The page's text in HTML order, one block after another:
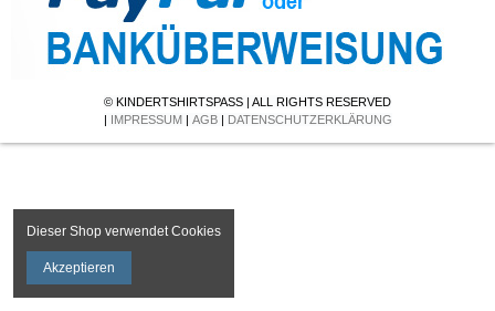
© KINDERTSHIRTSPASS | ALL RIGHTS RESERVED
| IMPRESSUM | AGB | DATENSCHUTZERKLÄRUNG
Dieser Shop verwendet Cookies
Akzeptieren